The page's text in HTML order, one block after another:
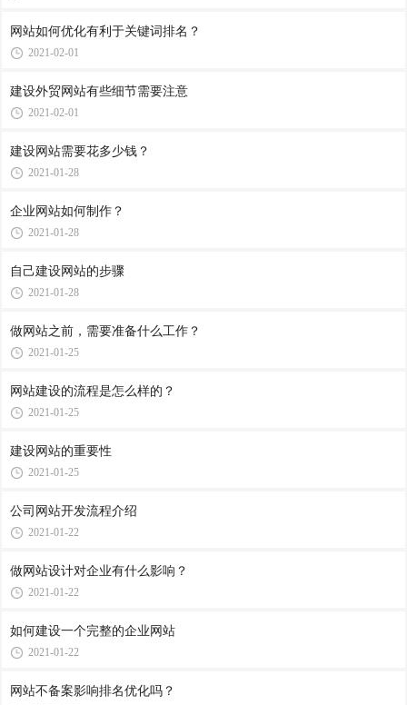
网站如何优化有利于关键词排名？
2021-02-01
建设外贸网站有些细节需要注意
2021-02-01
建设网站需要花多少钱？
2021-01-28
企业网站如何制作？
2021-01-28
自己建设网站的步骤
2021-01-28
做网站之前，需要准备什么工作？
2021-01-25
网站建设的流程是怎么样的？
2021-01-25
建设网站的重要性
2021-01-25
公司网站开发流程介绍
2021-01-22
做网站设计对企业有什么影响？
2021-01-22
如何建设一个完整的企业网站
2021-01-22
网站不备案影响排名优化吗？